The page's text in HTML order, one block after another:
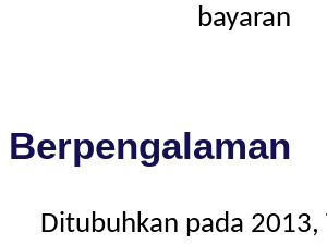
bayaran
Berpengalaman
Ditubuhkan pada 2013,